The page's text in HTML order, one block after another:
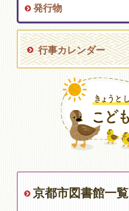
発行物
行事カレンダー
京都市図書館一覧